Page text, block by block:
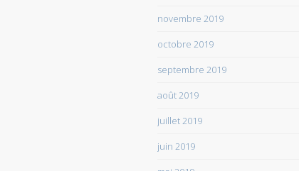
novembre 2019
octobre 2019
septembre 2019
août 2019
juillet 2019
juin 2019